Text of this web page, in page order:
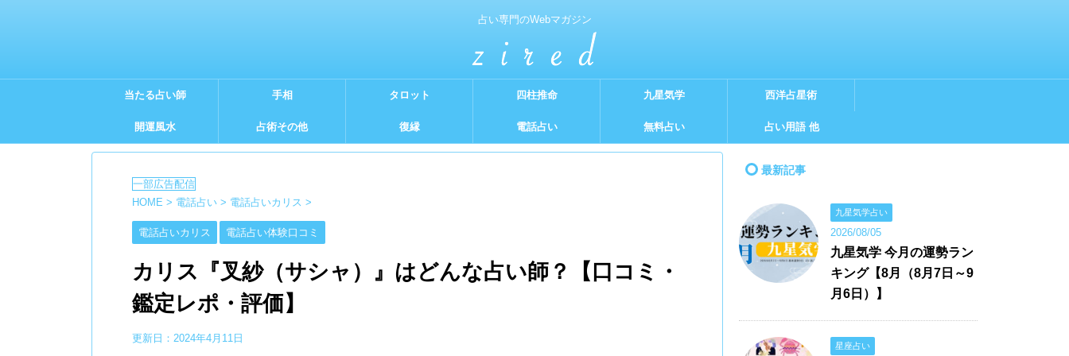
占い専門のWebマガジン
当たる占い師 手相 タロット 四柱推命 九星気学 西洋占星術
開運風水 占術その他 復縁 電話占い 無料占い 占い用語 他
HOME > 電話占い > 電話占いカリス >
電話占いカリス 電話占い体験口コミ
カリス『叉紗（サシャ）』はどんな占い師？【口コミ・
鑑定レポ・評価】
更新日： 2024年4月11日
最新記事
九星気学占い
2026/08/05
九星気学 今月の運勢ラン
キング【8月（8月7日～9
月6日）】
星座占い